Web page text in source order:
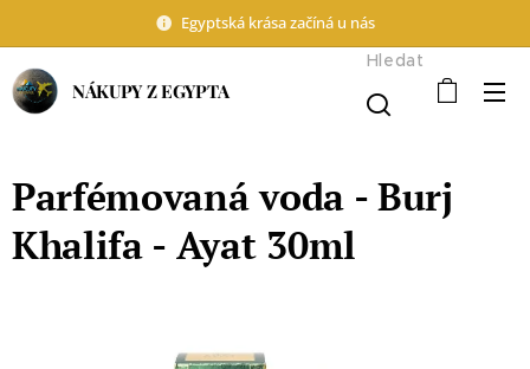
Egyptská krása začíná u nás
NÁKUPY Z EGYPTA
Hledat
Parfémovaná voda - Burj
Khalifa - Ayat 30ml